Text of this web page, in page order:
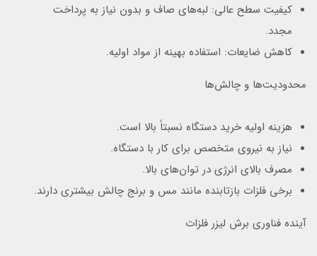
کیفیت سطح عالی: لبه‌های صاف و بدون نیاز به پرداخت
مجدد.
کاهش ضایعات: استفاده بهینه از مواد اولیه.
محدودیت‌ها و چالش‌ها
هزینه اولیه خرید دستگاه نسبتاً بالا است.
نیاز به نیروی متخصص برای کار با دستگاه.
مصرف بالای انرژی در توان‌های بالا.
برخی فلزات بازتابنده مانند مس و برنج چالش بیشتری دارند.
آینده فناوری برش لیزر فلزات